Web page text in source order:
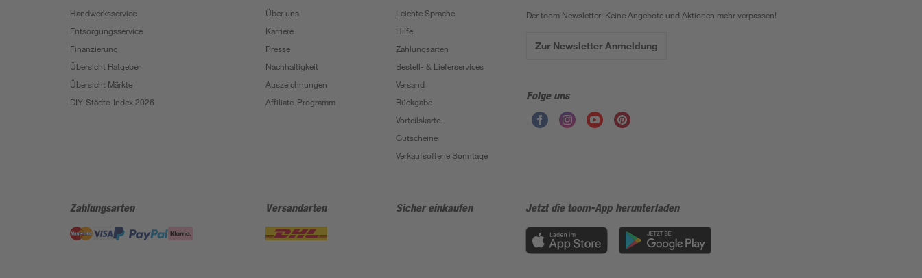
Handwerksservice
Entsorgungsservice
Finanzierung
Übersicht Ratgeber
Übersicht Märkte
DIY-Städte-Index 2026
Über uns
Karriere
Presse
Nachhaltigkeit
Auszeichnungen
Affiliate-Programm
Leichte Sprache
Hilfe
Zahlungsarten
Bestell- & Lieferservices
Versand
Rückgabe
Vorteilskarte
Gutscheine
Verkaufsoffene Sonntage
Der toom Newsletter: Keine Angebote und Aktionen mehr verpassen!
Zur Newsletter Anmeldung
Folge uns
Zahlungsarten Versandarten Sicher einkaufen Jetzt die toom-App herunterladen